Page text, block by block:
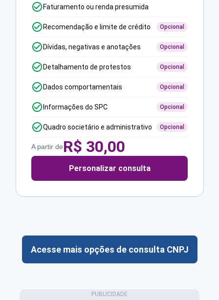
Faturamento ou renda presumida
Recomendação e limite de crédito Opcional
Dívidas, negativas e anotações Opcional
Detalhamento de protestos Opcional
Dados comportamentais Opcional
Informações do SPC Opcional
Quadro societário e administrativo Opcional
A partir deR$ 30,00
Personalizar consulta
Acesse mais opções de consulta CNPJ